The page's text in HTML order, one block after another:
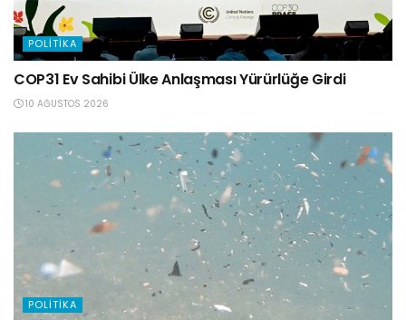
POLITIKA
COP31 Ev Sahibi Ülke Anlaşması Yürürlüğe Girdi
10 AĞUSTOS 2026
POLITIKA